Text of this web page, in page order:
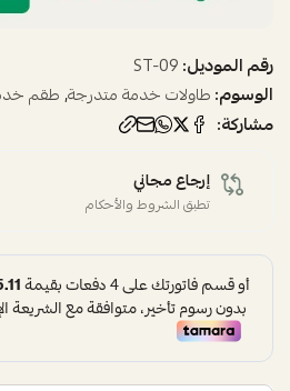
اسحب و افلت
رقم الموديل:ST-09
الوسوم:طاولات خدمة متدرجة,طقم
مشاركة:
إرجاع مجاني
تطبق الشروط والأحكام